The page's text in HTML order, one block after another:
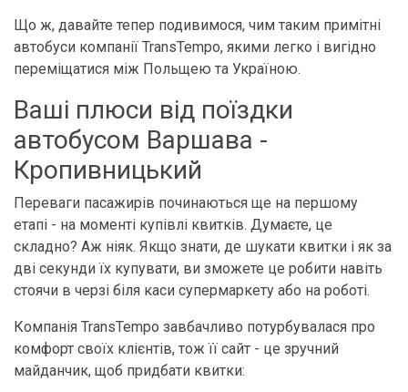
Що ж, давайте тепер подивимося, чим таким примітні
автобуси компанії TransTempo, якими легко і вигідно
переміщатися між Польщею та Україною.
Ваші плюси від поїздки
автобусом Варшава -
Кропивницький
Переваги пасажирів починаються ще на першому
етапі - на моменті купівлі квитків. Думаєте, це
складно? Аж ніяк. Якщо знати, де шукати квитки і як за
дві секунди їх купувати, ви зможете це робити навіть
стоячи в черзі біля каси супермаркету або на роботі.
Компанія TransTempo завбачливо потурбувалася про
комфорт своїх клієнтів, тож її сайт - це зручний
майданчик, щоб придбати квитки: